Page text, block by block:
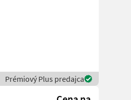
Prémiový Plus predajca